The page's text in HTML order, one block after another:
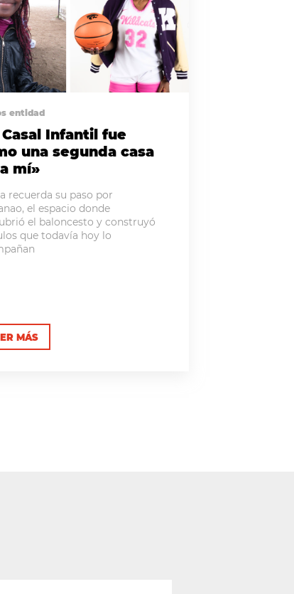
entidad
Casal Infantil fue
una segunda casa
mí»
recuerda su paso por
el espacio donde
el baloncesto y construyó
que todavía hoy lo
MÁS